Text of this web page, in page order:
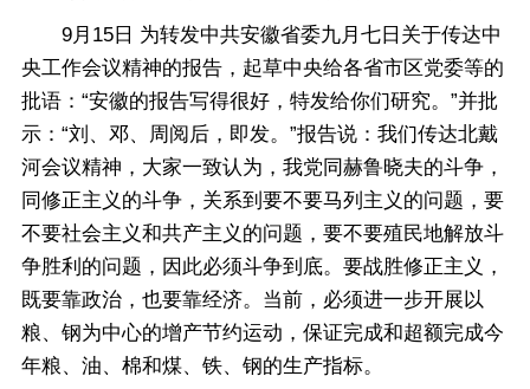
9月15日 为转发中共安徽省委九月七日关于传达中
央工作会议精神的报告，起草中央给各省市区党委等的
批语：“安徽的报告写得很好，特发给你们研究。”并批
示：“刘、邓、周阅后，即发。”报告说：我们传达北戴
河会议精神，大家一致认为，我党同赫鲁晓夫的斗争，
同修正主义的斗争，关系到要不要马列主义的问题，要
不要社会主义和共产主义的问题，要不要殖民地解放斗
争胜利的问题，因此必须斗争到底。要战胜修正主义，
既要靠政治，也要靠经济。当前，必须进一步开展以
粮、钢为中心的增产节约运动，保证完成和超额完成今
年粮、油、棉和煤、铁、钢的生产指标。